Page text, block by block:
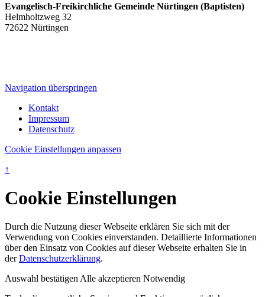
Evangelisch-Freikirchliche Gemeinde Nürtingen (Baptisten)
Helmholtzweg 32
72622 Nürtingen
Navigation überspringen
Kontakt
Impressum
Datenschutz
Cookie Einstellungen anpassen
↑
Cookie Einstellungen
Durch die Nutzung dieser Webseite erklären Sie sich mit der
Verwendung von Cookies einverstanden. Detaillierte Informationen
über den Einsatz von Cookies auf dieser Webseite erhalten Sie in
derDatenschutzerklärung.
Auswahl bestätigenAlle akzeptieren Notwendig